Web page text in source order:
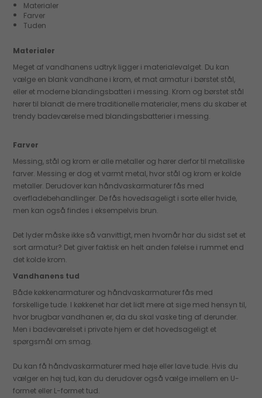
Materialer
Farver
Tuden
Materialer
Meget af vandhanens udtryk ligger i materialevalget. Du kan
vælge en blank vandhane i krom, et mat armatur i børstet stål,
eller et moderne blandingsbatteri i messing. Krom og børstet stål
hører til blandt de mere traditionelle materialer, mens du skaber et
trendy badeværelse med blandingsbatterier i messing.
Farver
Messing, stål og krom er alle metaller og hører derfor til metalliske
farver. Messing er dog et varmt metal, hvor stål og krom er kolde
metaller. Derudover kan håndvaskarmaturer fås med
overfladebehandlinger. De fås hovedsageligt i sorte eller hvide,
men kan også findes i eksempelvis brun.
Det lyder måske ikke så vanvittigt, men hvornår har du sidst set et
sort armatur? Det giver faktisk en helt anden følelse i rummet end
det kolde krom.
Vandhanens tud
Både køkkenarmaturer og håndvaskarmaturer fås med
forskellige tude. I køkkenet har det lidt mere at sige med hensyn til,
hvor brugbar vandhanen er, da du skal vaske ting af derunder.
Men i badeværelset i private hjem er det hovedsageligt et
spørgsmål om smag.
Du kan få håndvaskarmaturer med høje eller lave tude. Hvis du
vælger en høj tud, kan du derudover også vælge imellem en U-
formet eller L-formet tud.